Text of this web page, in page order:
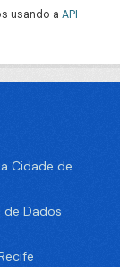
usando a API
Cidade de
de Dados